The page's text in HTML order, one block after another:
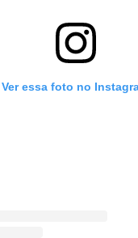
Ver essa foto no